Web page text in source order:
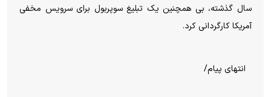
سال گذشته، بی همچنین یک تبلیغ سوپربول برای سرویس مخفی
آمریکا کارگردانی کرد.
انتهای پیام/